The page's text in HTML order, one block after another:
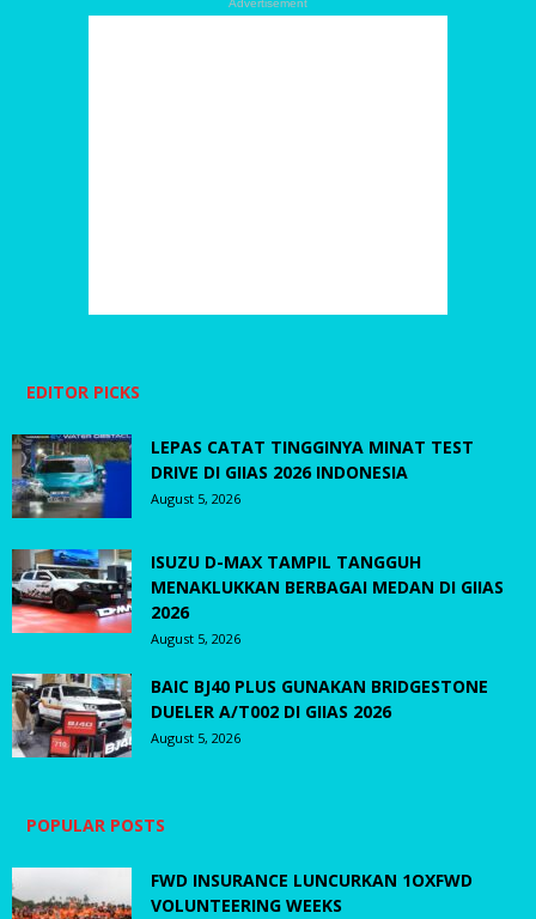
Advertisement
EDITOR PICKS
LEPAS CATAT TINGGINYA MINAT TEST
DRIVE DI GIIAS 2026 INDONESIA
August 5, 2026
ISUZU D-MAX TAMPIL TANGGUH
MENAKLUKKAN BERBAGAI MEDAN DI GIIAS
2026
August 5, 2026
BAIC BJ40 PLUS GUNAKAN BRIDGESTONE
DUELER A/T002 DI GIIAS 2026
August 5, 2026
POPULAR POSTS
FWD INSURANCE LUNCURKAN 1OXFWD
VOLUNTEERING WEEKS